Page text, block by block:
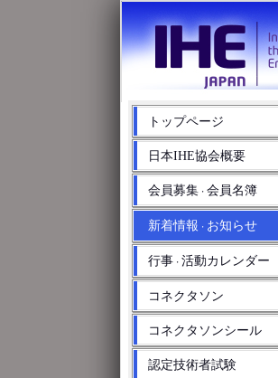
トップページ
日本IHE協会概要
会員募集 ・ 会員名簿
新着情報 ・ お知らせ
行事 ・ 活動カレンダー
コネクタソン
コネクタソンシール
認定技術者試験